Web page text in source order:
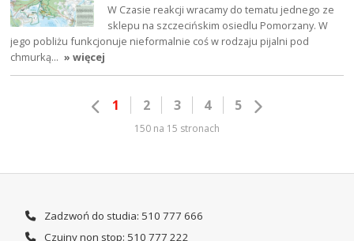
W Czasie reakcji wracamy do tematu jednego ze
sklepu na szczecińskim osiedlu Pomorzany. W
jego pobliżu funkcjonuje nieformalnie coś w rodzaju pijalni pod
chmurką… » więcej
1 2 3 4 5
150 na 15 stronach
Zadzwoń do studia: 510 777 666
Czujny non stop: 510 777 222